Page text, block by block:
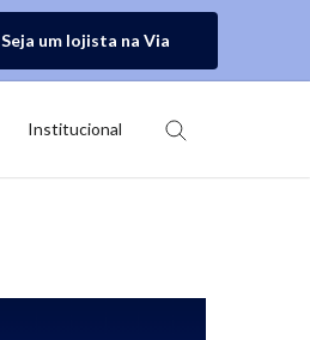
Seja um lojista na Via
Institucional